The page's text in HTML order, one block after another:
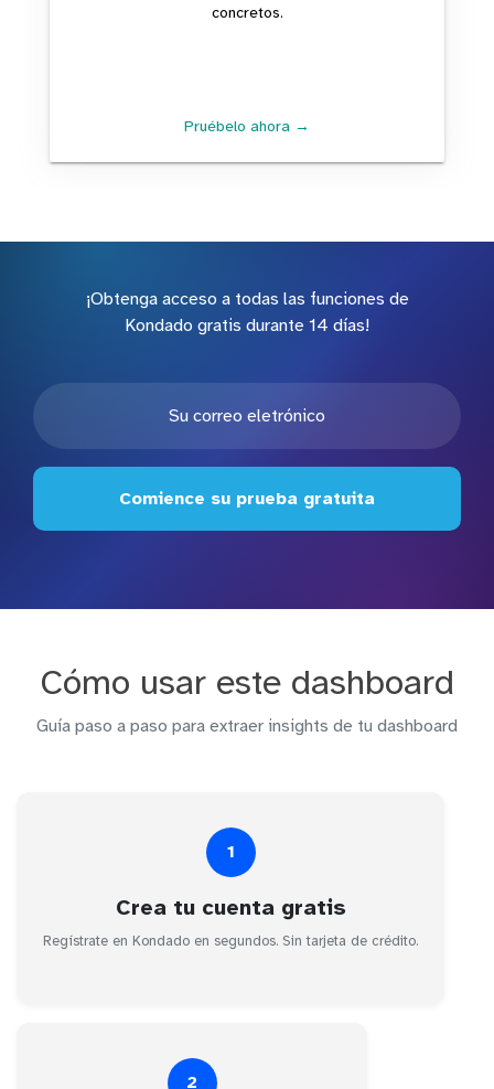
concretos.
Pruébelo ahora →
¡Obtenga acceso a todas las funciones de
Kondado gratis durante 14 días!
Comience su prueba gratuita
Cómo usar este dashboard
Guía paso a paso para extraer insights de tu dashboard
1
Crea tu cuenta gratis
Regístrate en Kondado en segundos. Sin tarjeta de crédito.
2